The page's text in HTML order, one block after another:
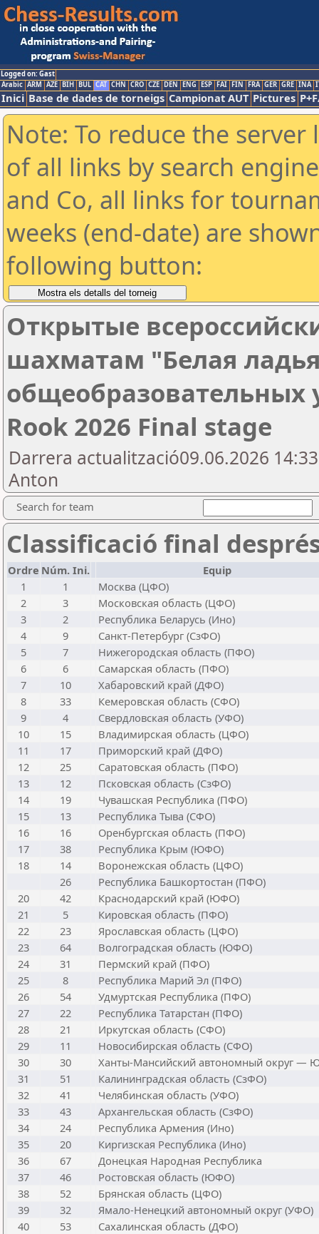
Logged on: Gast
Arabic ARM AZE BIH BUL CAT CHN CRO CZE DEN ENG ESP FAI FIN FRA GER GRE INA
Inici Base de dades de torneigs Campionat AUT Pictures
Note: To reduce the
of all links by search
and Co, all links for
weeks (end-date) are
following button:
Открытые
шахматам "Белая
Rook 2026 Final stage
Darrera actualització09.06.2026
Anton
Search for team
Classificació final
Ordre Núm. Ini.
Equip
1
1
Москва (ЦФО)
2
3
Московская область (ЦФО)
3
2
Республика Беларусь (Ино)
4
9
Санкт-Петербург (СзФО)
5
7
Нижегородская область (ПФО)
6
6
Самарская область (ПФО)
7
10
Хабаровский край (ДФО)
8
33
Кемеровская область (СФО)
9
4
Свердловская область (УФО)
10
15
Владимирская область (ЦФО)
11
17
Приморский край (ДФО)
12
25
Саратовская область (ПФО)
13
12
Псковская область (СзФО)
14
19
Чувашская Республика (ПФО)
15
13
Республика Тыва (СФО)
16
16
Оренбургская область (ПФО)
17
38
Республика Крым (ЮФО)
18
14
Воронежская область (ЦФО)
26
Республика Башкортостан (ПФО)
20
42
Краснодарский край (ЮФО)
21
5
Кировская область (ПФО)
22
23
Ярославская область (ЦФО)
23
64
Волгоградская область (ЮФО)
24
31
Пермский край (ПФО)
25
8
Республика Марий Эл (ПФО)
26
54
Удмуртская Республика (ПФО)
27
22
Республика Татарстан (ПФО)
28
21
Иркутская область (СФО)
29
11
Новосибирская область (СФО)
30
30
Ханты-Мансийский автономный округ —
31
51
Калининградская область (СзФО)
32
41
Челябинская область (УФО)
33
43
Архангельская область (СзФО)
34
24
Республика Армения (Ино)
35
20
Киргизская Республика (Ино)
36
67
Донецкая Народная Республика
37
46
Ростовская область (ЮФО)
38
52
Брянская область (ЦФО)
39
32
Ямало-Ненецкий автономный округ (УФО)
40
53
Сахалинская область (ДФО)